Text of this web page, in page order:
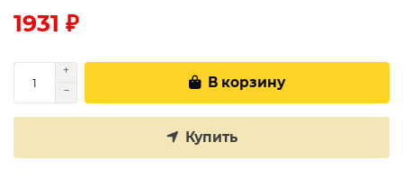
1931 ₽
В корзину
Купить